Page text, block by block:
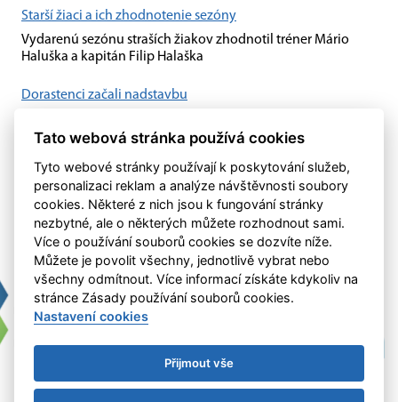
Starší žiaci a ich zhodnotenie sezóny
Vydarenú sezónu straších žiakov zhodnotil tréner Mário
Haluška a kapitán Filip Halaška
Dorastenci začali nadstavbu
Na ihrisku Močenka sa stretli najskôr s "B" výberom Dubnice
Tato webová stránka používá cookies
Tyto webové stránky používají k poskytování služeb,
personalizaci reklam a analýze návštěvnosti soubory
cookies. Některé z nich jsou k fungování stránky
nezbytné, ale o některých můžete rozhodnout sami.
Více o používání souborů cookies se dozvíte níže.
Můžete je povolit všechny, jednotlivě vybrat nebo
všechny odmítnout. Více informací získáte kdykoliv na
stránce Zásady používání souborů cookies.
Nastavení cookies
Přijmout vše